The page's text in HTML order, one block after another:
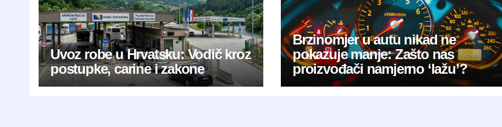
Uvoz robe u Hrvatsku: Vodič kroz
postupke, carine i zakone
Brzinomjer u autu nikad ne
pokazuje manje: Zašto nas
proizvođači namjerno ‘lažu’?